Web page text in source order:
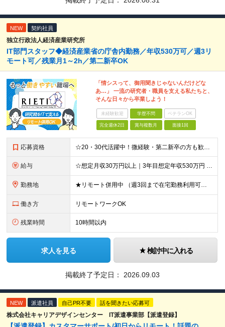
NEW 契約社員
独立行政法人経済産業研究所
IT部門スタッフ◆経済産業省の庁舎内勤務／年収530万可／週3リ
モート可／残業月1～2h／第二新卒OK
「情シスって、御用聞きじゃないんだけどな
あ…」 一流の研究者・職員を支える私たちと、
そんな日々から卒業しよう！
未経験歓迎 学歴不問 ベテランOK
完全週休2日 賞与複数月 面接1回
応募資格 ☆20・30代活躍中！微経験・第二新卒の方も歓迎します◎ ◆情シス・ヘルプデスクの実務経験（年数不問） ◆情報セキュリティマネジメント試験（SG）合格または同等の知識 ◆学歴不問 ▽以下のような方を
給与 ☆想定月収30万円以上｜3年目想定年収530万円 ☆月20日勤務を想定した場合、月収300,000円〜の支給となります ◆日額15,000円〜＋各種手当＋昇給あり＋賞与年2回 ※これまでの経験やスキ
勤務地 ★リモート併用中 （週3回まで在宅勤務利用可。業務に慣れるまでは出社していただきます。）！霞ヶ関駅から徒歩1分 東京都千代田区霞が関1-3-1 経済産業省別館11階 ※(変更の範囲)原則、変更なし
働き方 リモートワークOK
残業時間 10時間以内
求人を見る 検討中に入れる
掲載終了予定日： 2026.09.03
NEW 派遣社員 自己PR不要 話を聞きたい応募可
株式会社キャリアデザインセンター IT派遣事業部【派遣登録】